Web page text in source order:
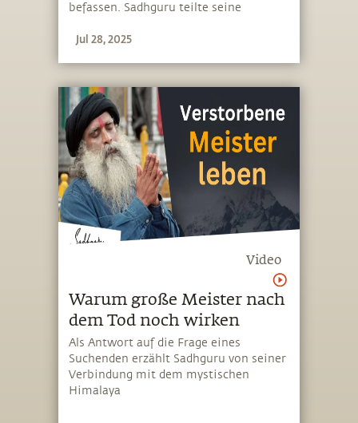
befassen. Sadhguru teilte seine
Maschinen die Menschen von
Wesentliche fokussieren und ihr Leben
uneingeschränkt erkunden können
Jul 28, 2025
Video
Warum große Meister nach
dem Tod noch wirken
Als Antwort auf die Frage eines
Suchenden erzählt Sadhguru von seiner
Verbindung mit dem mystischen
Himalaya